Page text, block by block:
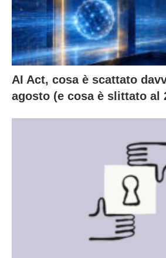
AI Act, cosa è scattato
agosto (e cosa è slittato al